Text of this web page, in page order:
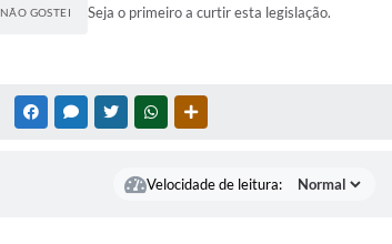
NÃO GOSTEI Seja o primeiro a curtir esta legislação.
FACEBOOKMESSENGER
TWITTERWHATSAPP
Velocidade de leitura: